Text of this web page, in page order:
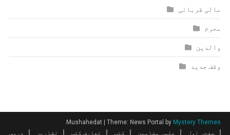
مالی قربانی
محرم
والدین
وقف جدید
Mushahedat |Theme: News Portal by Mystery Themes
صفحہ اول
علمی مضامین کتب تعارف کتب تقاریر دروس